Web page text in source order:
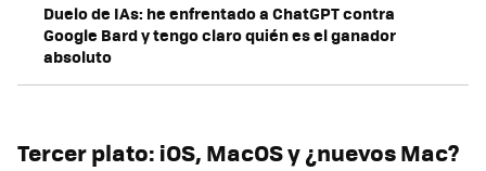
Duelo de IAs: he enfrentado a ChatGPT contra
Google Bard y tengo claro quién es el ganador
absoluto
Tercer plato: iOS, MacOS y ¿nuevos Mac?